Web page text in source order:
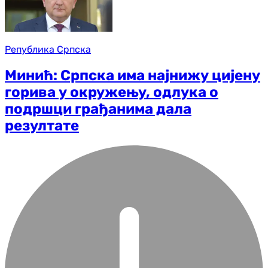
Република Српска
Минић: Српска има најнижу цијену
горива у окружењу, одлука о
подршци грађанима дала
резултате